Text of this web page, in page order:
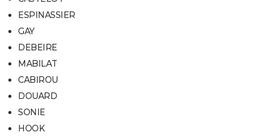
ESPINASSIER
GAY
DEBEIRE
MABILAT
CABIROU
DOUARD
SONIE
HOOK